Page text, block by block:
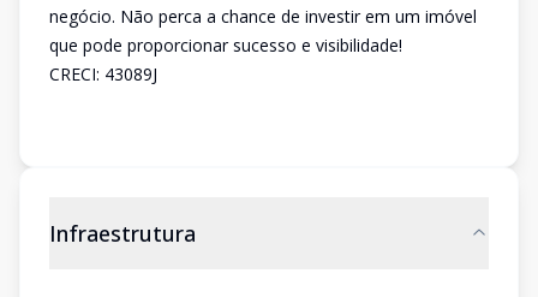
negócio. Não perca a chance de investir em um imóvel
que pode proporcionar sucesso e visibilidade!
CRECI: 43089J
Infraestrutura